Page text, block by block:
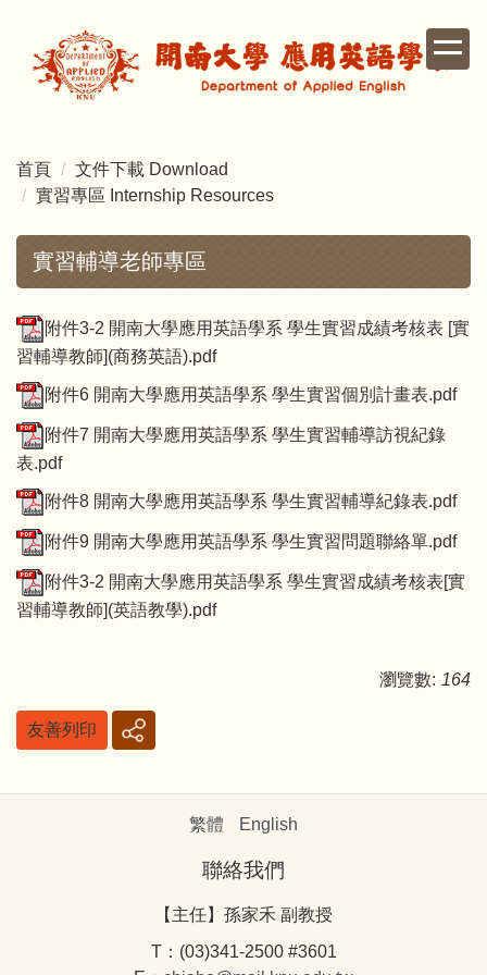
區
首頁
文件下載 Download
實習專區 Internship Resources
實習輔導老師專區
附件3-2 開南大學應用英語學系 學生實習成績考核表 [實
習輔導教師](商務英語).pdf
附件6 開南大學應用英語學系 學生實習個別計畫表.pdf
附件7 開南大學應用英語學系 學生實習輔導訪視紀錄
表.pdf
附件8 開南大學應用英語學系 學生實習輔導紀錄表.pdf
附件9 開南大學應用英語學系 學生實習問題聯絡單.pdf
附件3-2 開南大學應用英語學系 學生實習成績考核表[實
習輔導教師](英語教學).pdf
瀏覽數: 164
友善列印
繁體 English
聯絡我們
【主任】孫家禾 副教授
T：(03)341-2500 #3601